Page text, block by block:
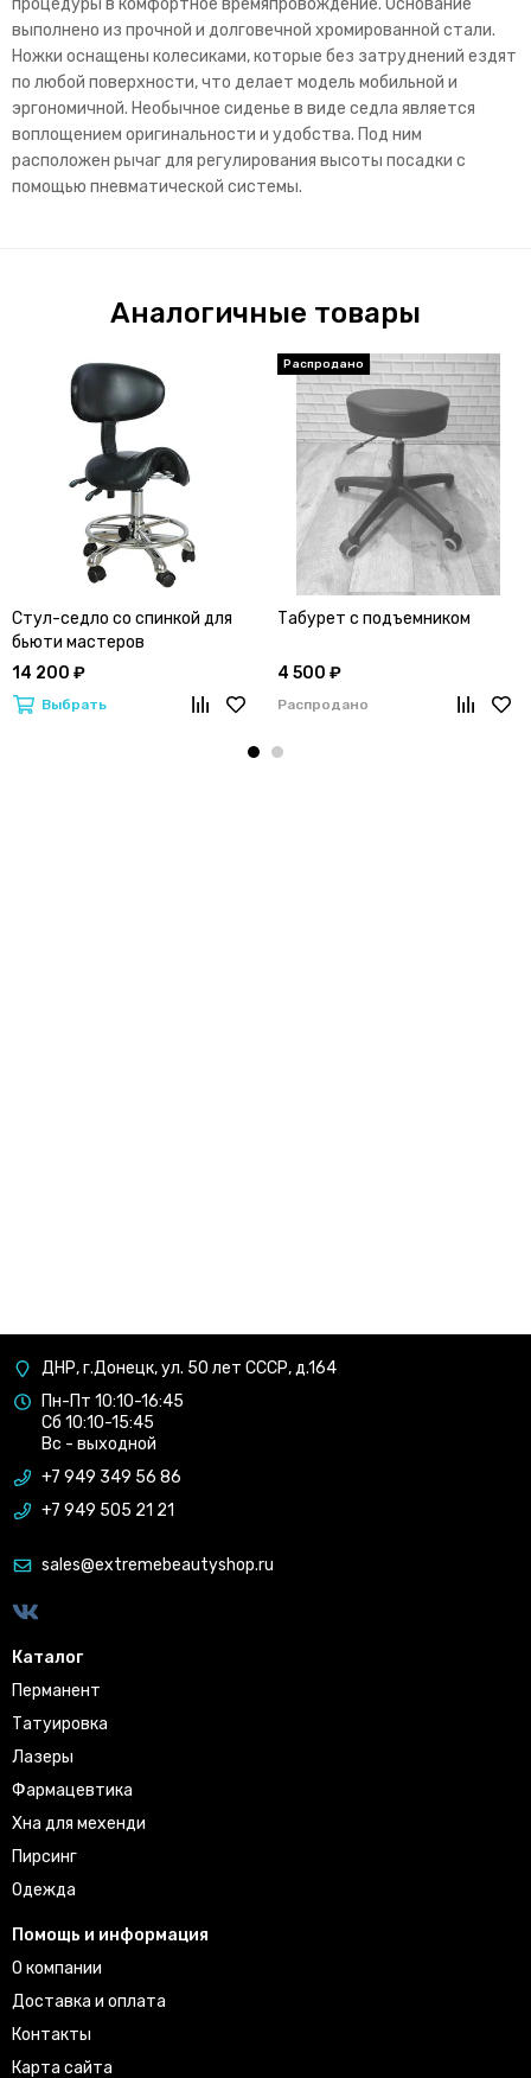
процедуры в комфортное времяпровождение. Основание
выполнено из прочной и долговечной хромированной стали.
Ножки оснащены колесиками, которые без затруднений ездят
по любой поверхности, что делает модель мобильной и
эргономичной. Необычное сиденье в виде седла является
воплощением оригинальности и удобства. Под ним
расположен рычаг для регулирования высоты посадки с
помощью пневматической системы.
Аналогичные товары
Стул-седло со спинкой для
бьюти мастеров
14 200 ₽
Выбрать
Табурет с подъемником
4 500 ₽
Распродано
ДНР, г.Донецк, ул. 50 лет СССР, д.164
Пн-Пт 10:10-16:45
Сб 10:10-15:45
Вс - выходной
+7 949 349 56 86
+7 949 505 21 21
sales@extremebeautyshop.ru
Каталог
Перманент
Татуировка
Лазеры
Фармацевтика
Хна для мехенди
Пирсинг
Одежда
Помощь и информация
О компании
Доставка и оплата
Контакты
Карта сайта